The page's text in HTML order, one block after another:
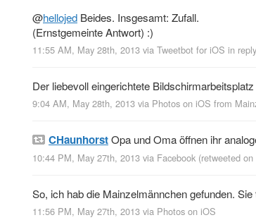
@hellojed Beides. Insgesamt: Zufall.
(Ernstgemeinte Antwort) :)
11:55 AM, May 28th, 2013 via Tweetbot for iOS in
Der liebevoll eingerichtete
9:04 AM, May 28th, 2013 via Photos on iOS from
CHaunhorstOpa und Oma öffnen ihr
10:44 PM, May 27th, 2013 via Facebook (retweeted
So, ich hab die Mainzelmännchen gefunden.
11:56 PM, May 27th, 2013 via Photos on iOS